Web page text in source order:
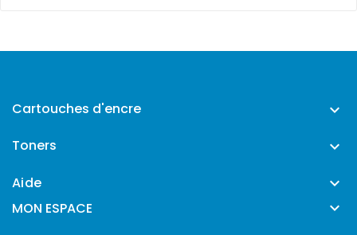
Cartouches d'encre 
Toners 
Aide 
MON ESPACE 